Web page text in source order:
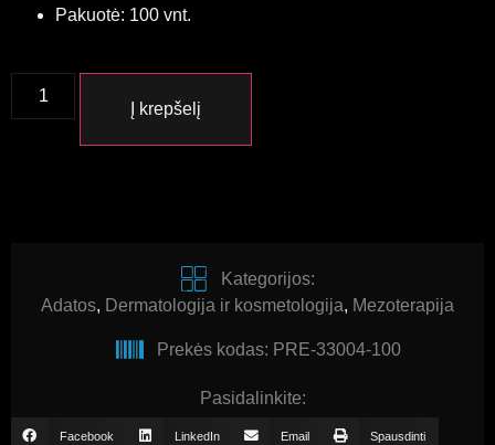
Pakuotė: 100 vnt.
Į krepšelį
Kategorijos:
Adatos, Dermatologija ir kosmetologija, Mezoterapija
Prekės kodas: PRE-33004-100
Pasidalinkite:
Facebook LinkedIn Email Spausdinti